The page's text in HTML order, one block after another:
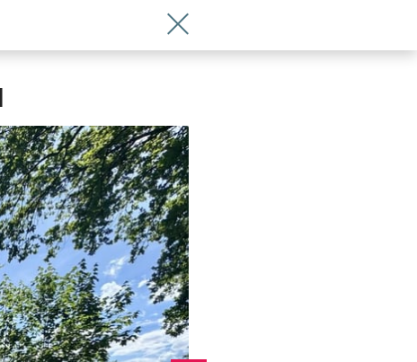
Wróć do artykułu Na Leśnicy